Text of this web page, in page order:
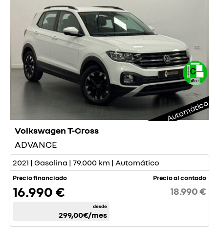
Automático
Volkswagen T-Cross
ADVANCE
2021 | Gasolina | 79.000 km | Automático
Precio financiado
16.990 €
desde
299,00€/mes
Precio al contado
18.990 €